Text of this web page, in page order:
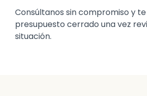
Consúltanos sin compromiso y
presupuesto cerrado una vez
situación.